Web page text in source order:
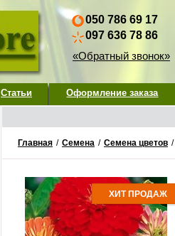
050 786 69 17
097 636 78 86
«Обратный звонок»
Статьи Оформление заказа
Главная / Семена / Семена цветов /
ХИТ ПРОДАЖ